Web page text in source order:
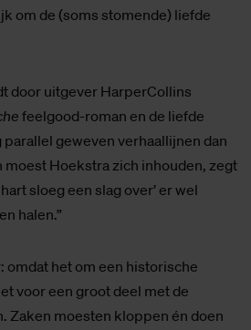
om de (soms stomende) liefde
door uitgever HarperCollins
feelgood-roman en de liefde
geweven verhaallijnen dan
moest Hoekstra zich inhouden, zegt
sloeg een slag over’ er wel
halen.”
omdat het om een historische
voor een groot deel met de
Zaken moesten kloppen én doen